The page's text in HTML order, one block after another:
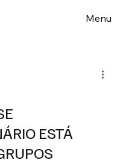
Menu
ESTÁ